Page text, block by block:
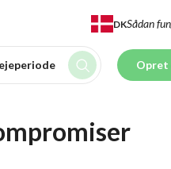
DKSådan
Opret